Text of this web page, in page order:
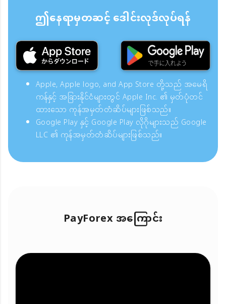
ဤနေရာမှတဆင့် ဒေါင်းလုဒ်လုပ်ရန်
Apple, Apple logo, and App Store တို့သည် အမေရိ
ကန်နှင့် အခြားနိုင်ငံများတွင် Apple Inc. ၏ မှတ်ပုံတင်
ထားသော ကုန်အမှတ်တံဆိပ်များဖြစ်သည်။
Google Play နှင့် Google Play လိုဂိုများသည် Google
LLC ၏ ကုန်အမှတ်တံဆိပ်များဖြစ်သည်။
PayForex အကြောင်း